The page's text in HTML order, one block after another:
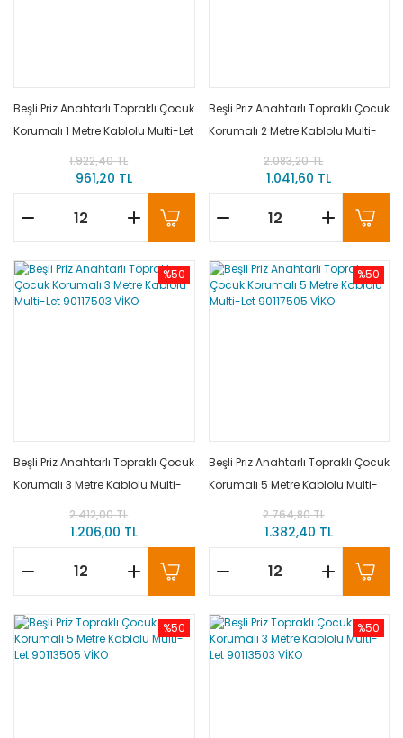
Beşli Priz Anahtarlı Topraklı Çocuk
Korumalı 1 Metre Kablolu Multi-Let
90117501 VİKO1.922,40 TL
961,20 TL
Beşli Priz Anahtarlı Topraklı Çocuk
Korumalı 2 Metre Kablolu Multi-
Let 90117502 VİKO
2.083,20 TL
1.041,60 TL
%50
Beşli Priz Anahtarlı Topraklı Çocuk
Korumalı 3 Metre Kablolu Multi-
Let 90117503 VİKO
2.412,00 TL
1.206,00 TL
%50
Beşli Priz Anahtarlı Topraklı Çocuk
Korumalı 5 Metre Kablolu Multi-
Let 90117505 VİKO
2.764,80 TL
1.382,40 TL
%50 %50